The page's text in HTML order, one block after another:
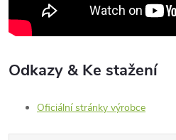
Odkazy & Ke stažení
Oficiální stránky výrobce